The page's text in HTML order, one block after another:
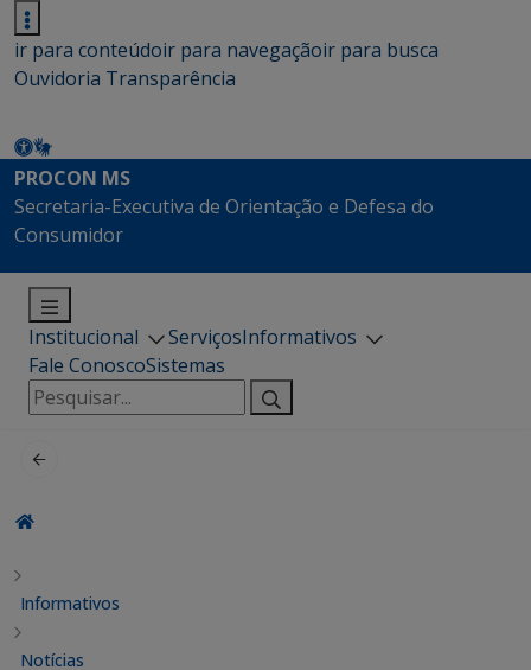
ir para conteúdoir para navegaçãoir para busca
Ouvidoria Transparência
PROCON MS
Secretaria-Executiva de Orientação e Defesa do
Consumidor
Institucional ServiçosInformativos
Fale ConoscoSistemas
Pesquisar
por:
Informativos
Notícias